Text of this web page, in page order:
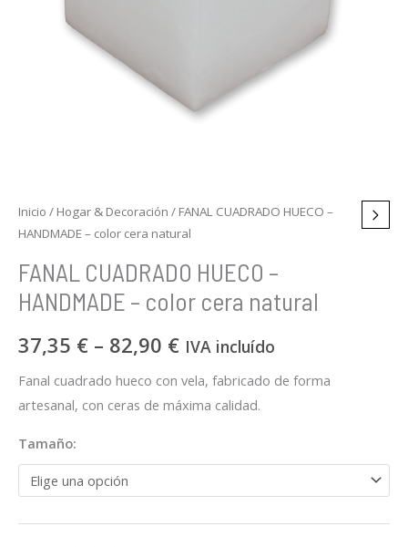
Inicio / Hogar & Decoración / FANAL CUADRADO HUECO –
HANDMADE – color cera natural
FANAL CUADRADO HUECO –
HANDMADE – color cera natural
37,35 € – 82,90 € IVA incluído
Fanal cuadrado hueco con vela, fabricado de forma
artesanal, con ceras de máxima calidad.
Tamaño: